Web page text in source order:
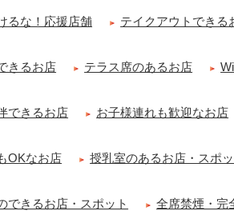
の郷..
クゼーション専門の顧問契約 】 冷え性改善協会
るな！応援店舗 テイクアウトできる
きるお店 テラス席のあるお店
できるお店 お子様連れも歓迎なお店
OKなお店 授乳室のあるお店・スポ
できるお店・スポット 全席禁煙・完